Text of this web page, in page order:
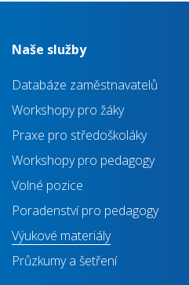
Naše služby
Databáze zaměstnavatelů
Workshopy pro žáky
Praxe pro středoškoláky
Workshopy pro pedagogy
Volné pozice
Poradenství pro pedagogy
Výukové materiály
Průzkumy a šetření